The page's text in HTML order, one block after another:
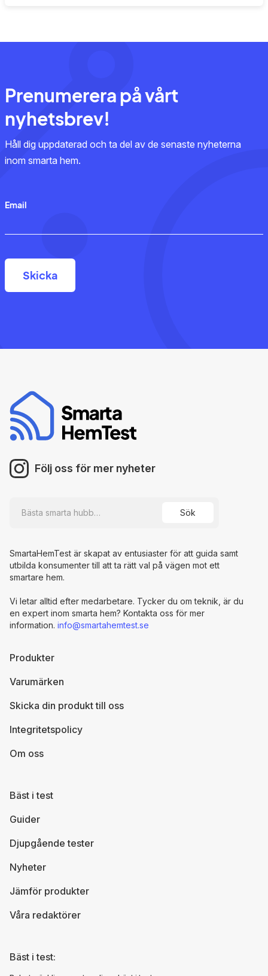
Prenumerera på vårt
nyhetsbrev!
Håll dig uppdaterad och ta del av de senaste nyheterna
inom smarta hem.
Email
Bäst i test
Guider
Djupgående tester
Nyheter
Jämför produkter
Våra redaktörer
Produkter
Varumärken
Skicka din produkt till oss
Integritetspolicy
Om oss
Följ oss för mer nyheter
SmartaHemTest är skapat av entusiaster för att guida samt
utbilda konsumenter till att ta rätt val på vägen mot ett
smartare hem.
Vi letar alltid efter medarbetare. Tycker du om teknik, är du
en expert inom smarta hem? Kontakta oss för mer
information. info@smartahemtest.se
Bäst i test: